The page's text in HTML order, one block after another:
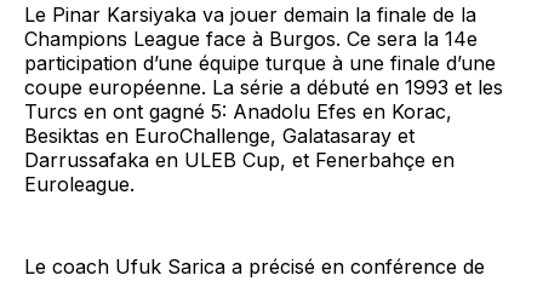
Le Pinar Karsiyaka va jouer demain la finale de la
Champions League face à Burgos. Ce sera la 14e
participation d’une équipe turque à une finale d’une
coupe européenne. La série a débuté en 1993 et les
Turcs en ont gagné 5: Anadolu Efes en Korac,
Besiktas en EuroChallenge, Galatasaray et
Darrussafaka en ULEB Cup, et Fenerbahçe en
Euroleague.
Le coach Ufuk Sarica a précisé en conférence de